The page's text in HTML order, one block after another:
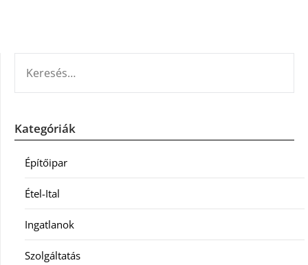
Kategóriák
Építőipar
Étel-Ital
Ingatlanok
Szolgáltatás